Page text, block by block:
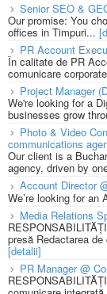
Senior SEO &
Our promise: You
offices in Timpuri...
PR Account
În calitate de PR
comunicare
Project Manager
We're looking for a
businesses grow
Photo & Video
communications
Our client is a
agency, driven by
Account Director
We’re looking for an
Media Relations
presă Redactarea
[detalii]
PR Manager @